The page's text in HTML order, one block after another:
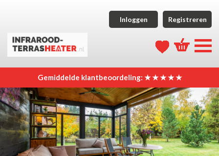
Inloggen Registreren
Gemiddelde klantbeoordeling: ★ ★ ★ ★ ★